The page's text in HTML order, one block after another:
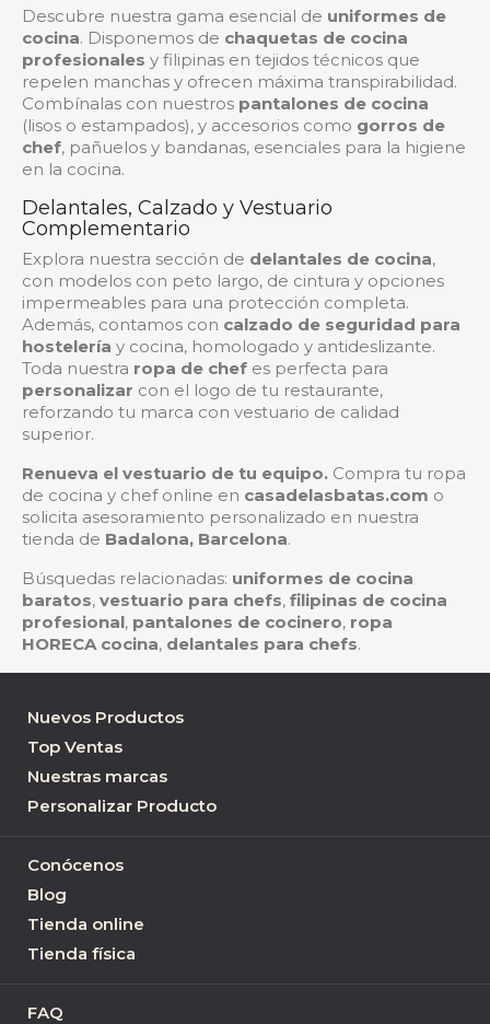
Descubre nuestra gama esencial de uniformes de
cocina. Disponemos de chaquetas de cocina
profesionales y filipinas en tejidos técnicos que
repelen manchas y ofrecen máxima transpirabilidad.
Combínalas con nuestros pantalones de cocina
(lisos o estampados), y accesorios como gorros de
chef, pañuelos y bandanas, esenciales para la higiene
en la cocina.
Delantales, Calzado y Vestuario
Complementario
Explora nuestra sección de delantales de cocina,
con modelos con peto largo, de cintura y opciones
impermeables para una protección completa.
Además, contamos con calzado de seguridad para
hostelería y cocina, homologado y antideslizante.
Toda nuestra ropa de chef es perfecta para
personalizar con el logo de tu restaurante,
reforzando tu marca con vestuario de calidad
superior.
Renueva el vestuario de tu equipo. Compra tu ropa
de cocina y chef online en casadelasbatas.com o
solicita asesoramiento personalizado en nuestra
tienda de Badalona, Barcelona.
Búsquedas relacionadas: uniformes de cocina
baratos, vestuario para chefs, filipinas de cocina
profesional, pantalones de cocinero, ropa
HORECA cocina, delantales para chefs.
Nuevos Productos
Top Ventas
Nuestras marcas
Personalizar Producto
Conócenos
Blog
Tienda online
Tienda física
FAQ